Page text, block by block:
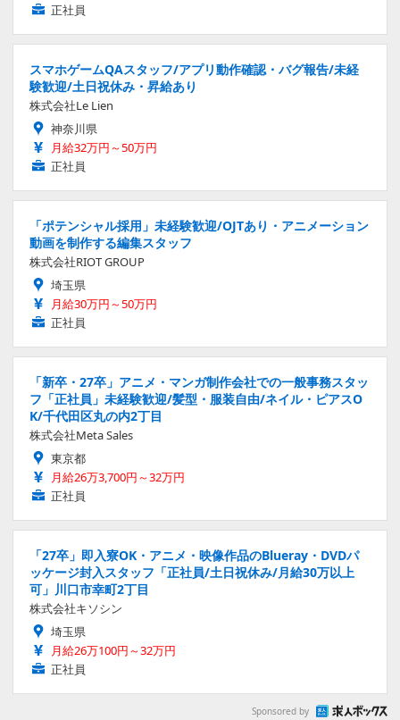
正社員
スマホゲームQAスタッフ/アプリ動作確認・バグ報告/未経
験歓迎/土日祝休み・昇給あり
株式会社Le Lien
神奈川県
月給32万円～50万円
正社員
「ポテンシャル採用」未経験歓迎/OJTあり・アニメーション
動画を制作する編集スタッフ
株式会社RIOT GROUP
埼玉県
月給30万円～50万円
正社員
「新卒・27卒」アニメ・マンガ制作会社での一般事務スタッ
フ「正社員」未経験歓迎/髪型・服装自由/ネイル・ピアスO
K/千代田区丸の内2丁目
株式会社Meta Sales
東京都
月給26万3,700円～32万円
正社員
「27卒」即入寮OK・アニメ・映像作品のBlueray・DVDパ
ッケージ封入スタッフ「正社員/土日祝休み/月給30万以上
可」川口市幸町2丁目
株式会社キソシン
埼玉県
月給26万100円～32万円
正社員
Sponsored by